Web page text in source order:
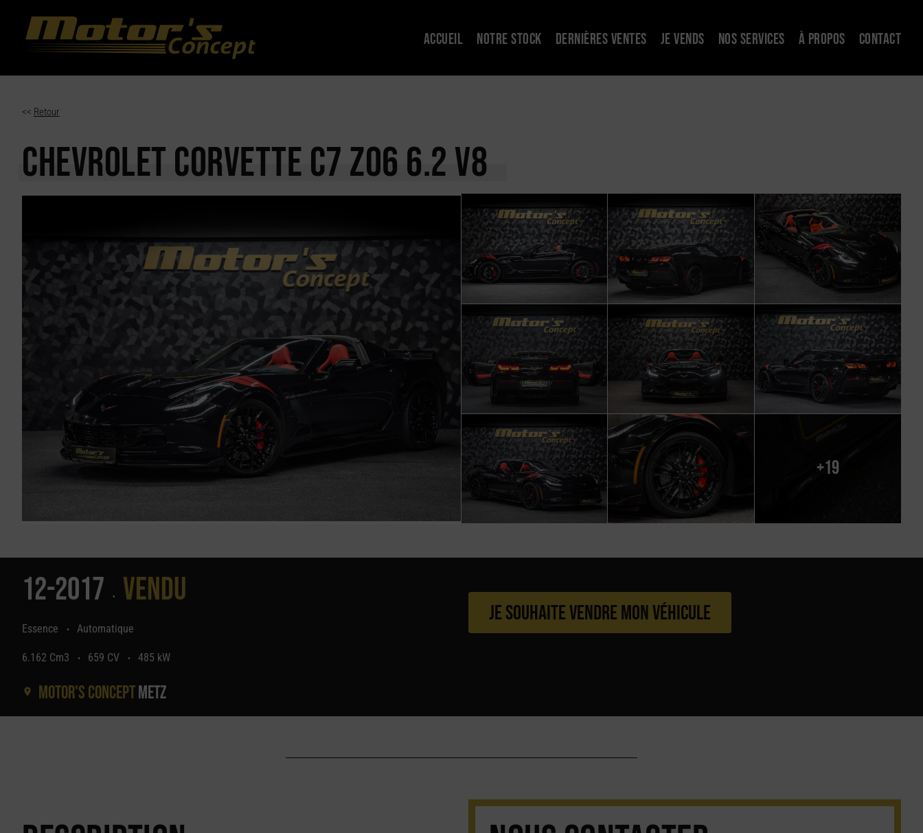
ACCUEIL NOTRE STOCK DERNIÈRES VENTES JE VENDS NOS SERVICES À PROPOS CONTACT
<< Retour
CHEVROLET CORVETTEC7 Z06 6.2 V8
+19
12-2017 • Vendu
Essence • Automatique
6.162 Cm3 • 659 CV • 485 kW
Motor's conceptMetz
Je souhaite vendre mon véhicule